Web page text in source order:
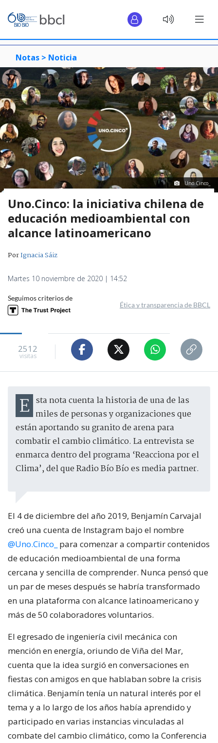
Notas > Noticia
Uno.Cinco_
Uno.Cinco: la iniciativa chilena de
educación medioambiental con
alcance latinoamericano
PorIgnacia Sáiz
Martes 10 noviembre de 2020 | 14:52
Seguimos criterios de
Ética y transparencia de BBCL
2512
visitas
Esta nota cuenta la historia de una de las miles de personas y organizaciones que
están aportando su granito de arena para
combatir el cambio climático. La entrevista se
enmarca dentro del programa ‘Reacciona por el
Clima’, del que Radio Bío Bío es media partner.
El 4 de diciembre del año 2019, Benjamín Carvajal
creó una cuenta de Instagram bajo el nombre
@Uno.Cinco_ para comenzar a compartir contenidos
de educación medioambiental de una forma
cercana y sencilla de comprender. Nunca pensó que
un par de meses después se habría transformado
en una plataforma con alcance latinoamericano y
más de 50 colaboradores voluntarios.
El egresado de ingeniería civil mecánica con
mención en energía, oriundo de Viña del Mar,
cuenta que la idea surgió en conversaciones en
fiestas con amigos en que hablaban sobre la crisis
climática. Benjamín tenía un natural interés por el
tema y a lo largo de los años había aprendido y
participado en varias instancias vinculadas al
combate del cambio climático, como la Conferencia